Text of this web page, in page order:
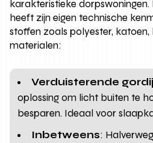
karakteristieke
heeft zijn eigen technische
stoffen zoals polyester, katoen,
materialen:
Verduisterende
oplossing om licht buiten te
besparen. Ideaal voor
Inbetweens: